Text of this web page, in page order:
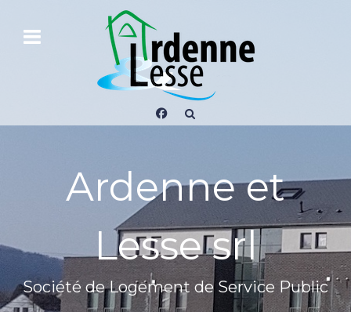
Ardenne et
Lesse srl
Société de Logement de Service Public